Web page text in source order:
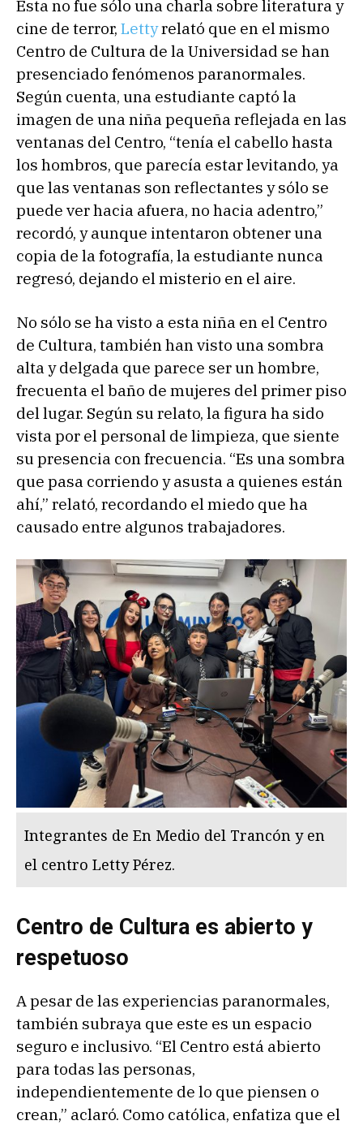
Esta no fue sólo una charla sobre literatura y
cine de terror, Lettyrelató que en el mismo
Centro de Cultura de la Universidad se han
presenciado fenómenos paranormales.
Según cuenta, una estudiante captó la
imagen de una niña pequeña reflejada en las
ventanas del Centro, “tenía el cabello hasta
los hombros, que parecía estar levitando, ya
que las ventanas son reflectantes y sólo se
puede ver hacia afuera, no hacia adentro,”
recordó, y aunque intentaron obtener una
copia de la fotografía, la estudiante nunca
regresó, dejando el misterio en el aire.
No sólo se ha visto a esta niña en el Centro
de Cultura, también han visto una sombra
alta y delgada que parece ser un hombre,
frecuenta el baño de mujeres del primer piso
del lugar. Según su relato, la figura ha sido
vista por el personal de limpieza, que siente
su presencia con frecuencia. “Es una sombra
que pasa corriendo y asusta a quienes están
ahí,” relató, recordando el miedo que ha
causado entre algunos trabajadores.
Integrantes de En Medio del Trancón y en
el centro Letty Pérez.
Centro de Cultura es abierto y
respetuoso
A pesar de las experiencias paranormales,
también subraya que este es un espacio
seguro e inclusivo. “El Centro está abierto
para todas las personas,
independientemente de lo que piensen o
crean,” aclaró. Como católica, enfatiza que el